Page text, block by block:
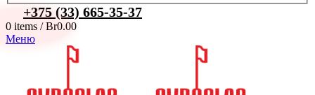
+375 (33) 665-35-37
0 items / Br0.00
Меню